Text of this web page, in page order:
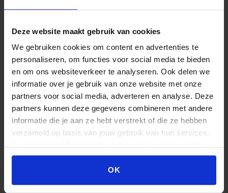
Deze website maakt gebruik van cookies
We gebruiken cookies om content en advertenties te
personaliseren, om functies voor social media te bieden
en om ons websiteverkeer te analyseren. Ook delen we
informatie over je gebruik van onze website met onze
partners voor social media, adverteren en analyse. Deze
partners kunnen deze gegevens combineren met andere
informatie die je aan ze hebt verstrekt of die ze hebben
verzameld op basis van jouw gebruik van hun services.
blijft gebruiken.
OK
21 april 2027 – Leusden(start 09:30)
21 april 2027 – Utrecht(start 09:30)
21 april 2027 – Amsterdam(start 09:30)
21 april 2027 – Rotterdam(start 09:30)
21 april 2027 – Eindhoven (start 09:30)
25 juni 2027 – Utrecht(start 09:30)
25 juni 2027 – Amsterdam(start 09:30)
25 juni 2027 – Rotterdam(start 09:30)
25 juni 2027 – Eindhoven
(start 09:30)
25 juni 2027 – Leusden(start 09:30)